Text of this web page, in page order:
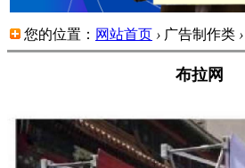
您的位置： 网站首页 › 广告制作类 ›
布拉网